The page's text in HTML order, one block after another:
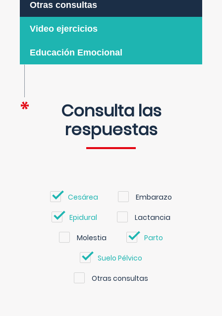
Otras consultas
Video ejercicios
Educación Emocional
Consulta las
respuestas
Cesárea Embarazo
Epidural Lactancia
Molestia Parto
Suelo Pélvico
Otras consultas